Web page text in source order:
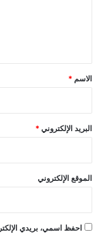
*
الاسم *
البريد الإلكتروني*
الموقع الإلكتروني
احفظ اسمي، بريدي